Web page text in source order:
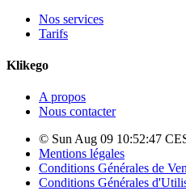
Nos services
Tarifs
Klikego
A propos
Nous contacter
© Sun Aug 09 10:52:47
Mentions légales
Conditions Générales de
Conditions Générales